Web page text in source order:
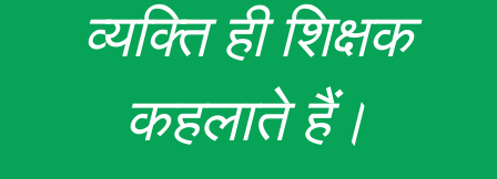
व्यक्ति ही शिक्षक
कहलाते हैं।